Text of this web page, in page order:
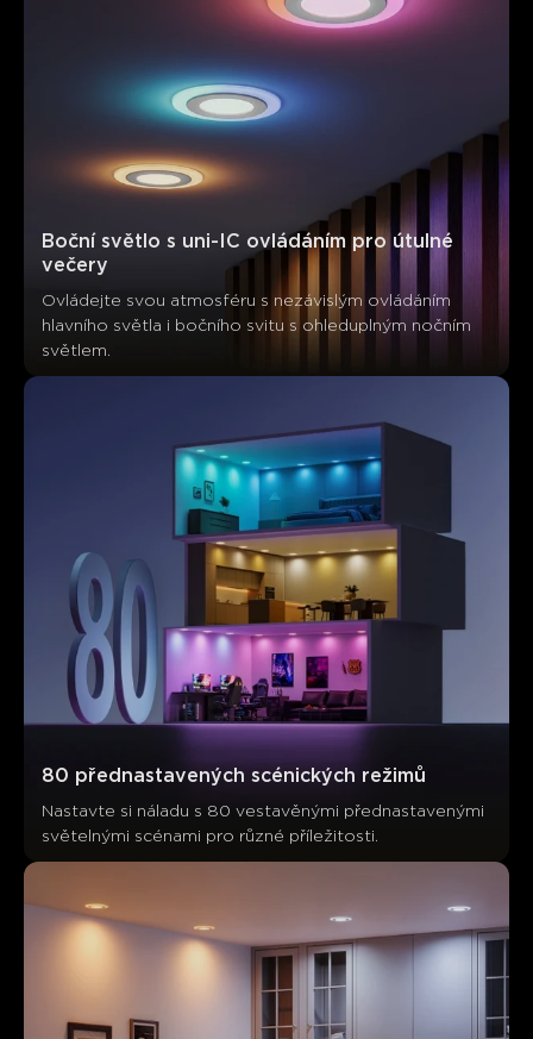
Boční světlo s uni-IC ovládáním pro útulné
večery
Ovládejte svou atmosféru s nezávislým ovládáním
hlavního světla i bočního svitu s ohleduplným nočním
světlem.
80 přednastavených scénických režimů
Nastavte si náladu s 80 vestavěnými přednastavenými
světelnými scénami pro různé příležitosti.
PozitivníNegativní
Generováno AI z textu zákaznických recenzí